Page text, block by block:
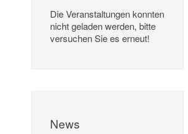
Die Veranstaltungen konnten
nicht geladen werden, bitte
versuchen Sie es erneut!
News